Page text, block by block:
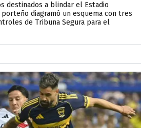
destinados a blindar el Estadio
diagramó un esquema con tres
de Tribuna Segura para el